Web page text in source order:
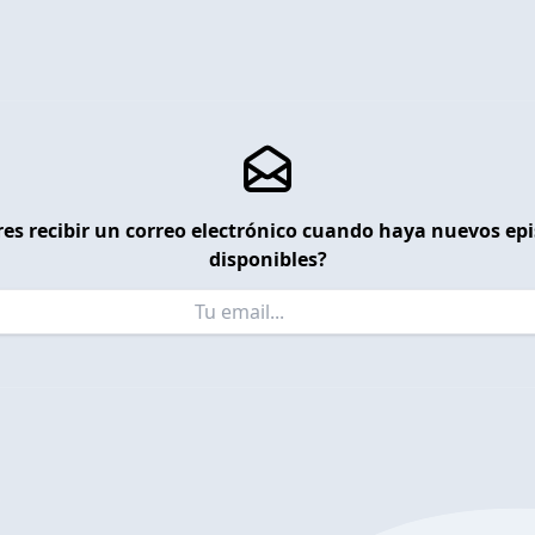
recibir un correo electrónico cuando haya nuevos
disponibles?